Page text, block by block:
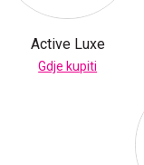
Active Luxe
Gdje kupiti